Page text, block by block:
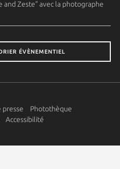
and Zeste" avec la photographe
ÉVÈNEMENTIEL
presse
Photothèque
Accessibilité